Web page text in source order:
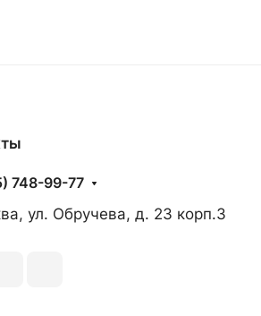
748-99-77
ул. Обручева, д. 23 корп.3